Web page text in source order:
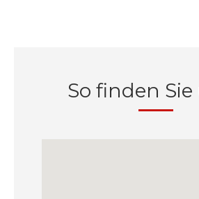
So finden Sie